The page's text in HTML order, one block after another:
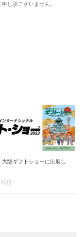
し訳ございません。
阪ギフトショーに出展し
日